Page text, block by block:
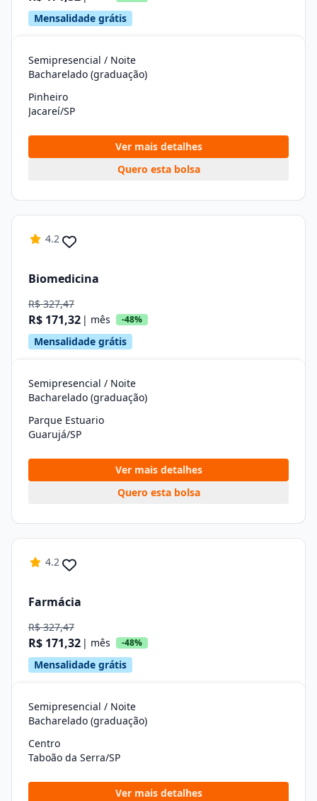
Mensalidade grátis
Semipresencial / Noite
Bacharelado (graduação)
Pinheiro
Jacareí/SP
Ver mais detalhes
Quero esta bolsa
4.2
Biomedicina
R$ 327,47
R$ 171,32 | mês -48%
Mensalidade grátis
Semipresencial / Noite
Bacharelado (graduação)
Parque Estuario
Guarujá/SP
Ver mais detalhes
Quero esta bolsa
4.2
Farmácia
R$ 327,47
R$ 171,32 | mês -48%
Mensalidade grátis
Semipresencial / Noite
Bacharelado (graduação)
Centro
Taboão da Serra/SP
Ver mais detalhes